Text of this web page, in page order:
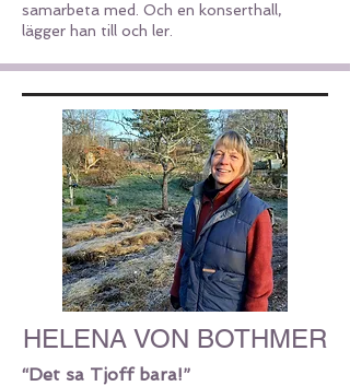
samarbeta med. Och en konserthall,
lägger han till och ler.
HELENA VON BOTHMER
“Det sa Tjoff bara!”